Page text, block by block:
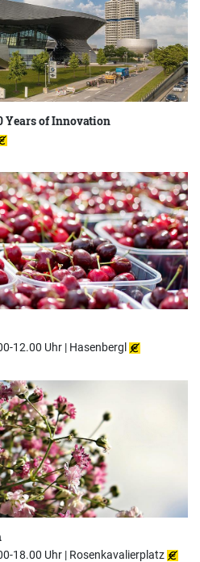
Years of Innovation
12.00 Uhr | Hasenbergl
18.00 Uhr | Rosenkavalierplatz